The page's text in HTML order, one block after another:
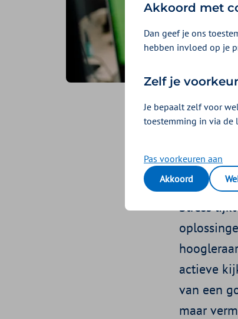
Geplaatst op
Stress
actieve
van een
maar
Akkoord met
Dan geef je ons
hebben invloed op je
Zelf je
Je bepaalt zelf voor
toestemming in via de
Pas voorkeuren aan
Akkoord